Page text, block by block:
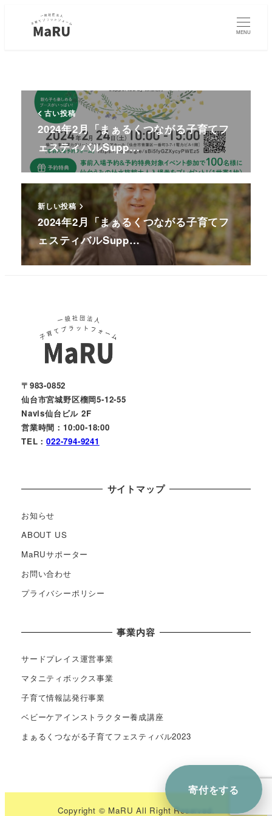
MENU
古い投稿
2024年2月「まぁるくつながる子育てフ
ェスティバルSupp…
新しい投稿
2024年2月「まぁるくつながる子育てフ
ェスティバルSupp…
〒983-0852
仙台市宮城野区榴岡5-12-55
Navis仙台ビル 2F
営業時間：10:00-18:00
TEL：022-794-9241
サイトマップ
お知らせ
ABOUT US
MaRUサポーター
お問い合わせ
プライバシーポリシー
事業内容
サードプレイス運営事業
マタニティボックス事業
子育て情報誌発行事業
ベビーケアインストラクター養成講座
まぁるくつながる子育てフェスティバル2023
寄付をする
Copyright © MaRU All Right Reserved.